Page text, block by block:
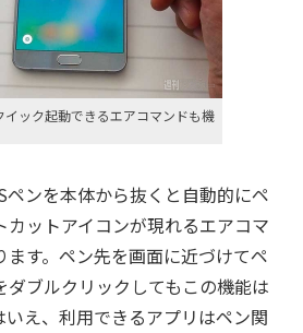
ック起動できるエアコマンドも機
ンを本体から抜くと自動的にペ
カットアイコンが現れるエアコマ
ます。ペン先を画面に近づけてペ
ダブルクリックしてもこの機能は
え、利用できるアプリはペン関